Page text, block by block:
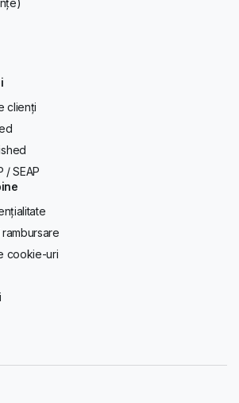
clienți
/ SEAP
cookie-uri